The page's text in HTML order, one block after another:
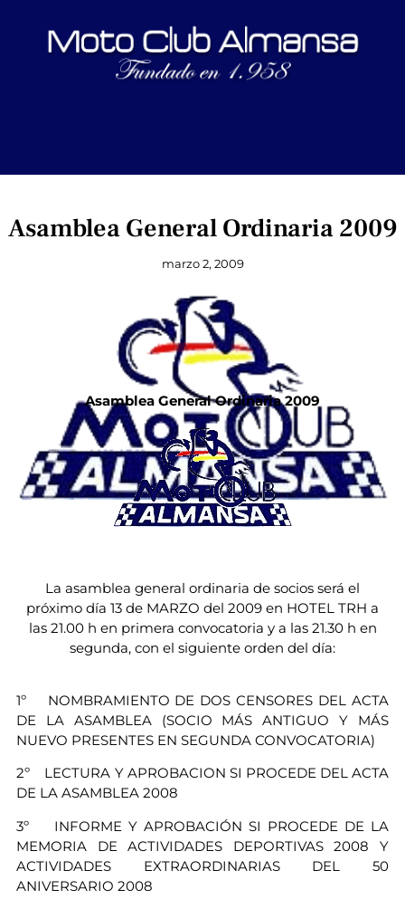
Asamblea General Ordinaria 2009
marzo 2, 2009
Asamblea General Ordinaria 2009
La asamblea general ordinaria de socios será el
próximo día 13 de MARZO del 2009 en HOTEL TRH a
las 21.00 h en primera convocatoria y a las 21.30 h en
segunda, con el siguiente orden del día:
1º NOMBRAMIENTO DE DOS CENSORES DEL ACTA
DE LA ASAMBLEA (SOCIO MÁS ANTIGUO Y MÁS
NUEVO PRESENTES EN SEGUNDA CONVOCATORIA)
2º LECTURA Y APROBACION SI PROCEDE DEL ACTA
DE LA ASAMBLEA 2008
3º INFORME Y APROBACIÓN SI PROCEDE DE LA
MEMORIA DE ACTIVIDADES DEPORTIVAS 2008 Y
ACTIVIDADES EXTRAORDINARIAS DEL 50
ANIVERSARIO 2008